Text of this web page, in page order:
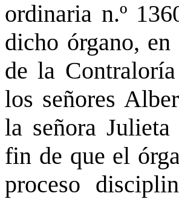
ordinaria n.º
dicho órgano,
de la
los señores
la señora
fin de que el
proceso